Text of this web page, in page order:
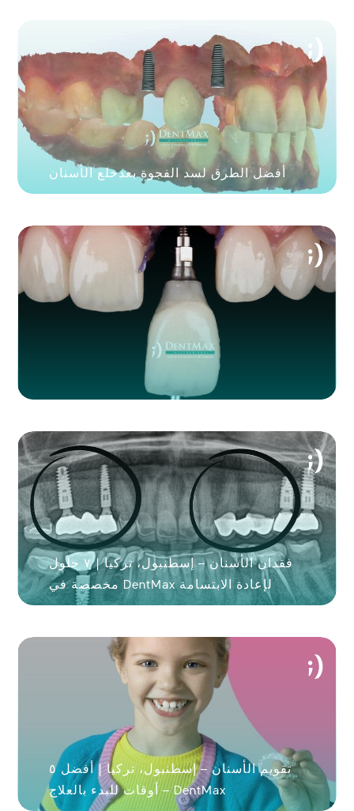
أفضل الطرق لسد الفجوة بعدخلع الأسنان
فقدان الأسنان – إسطنبول، تركيا | ٧ حلول
مخصصة في DentMax لإعادة الابتسامة
تقويم الأسنان – إسطنبول، تركيا | أفضل ٥
أوقات للبدء بالعلاج – DentMax